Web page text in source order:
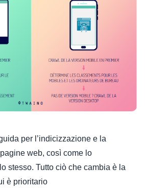
per l’indicizzazione e la
web, così come lo
stesso. Tutto ciò che cambia è la
è prioritario